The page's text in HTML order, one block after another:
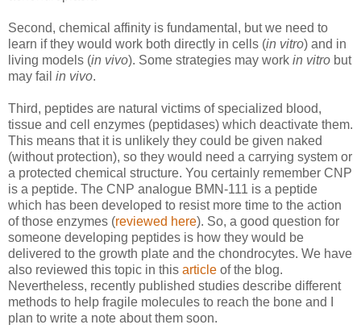
Second, chemical affinity is fundamental, but we need to
learn if they would work both directly in cells (in vitro) and in
living models (in vivo). Some strategies may work in vitro but
may fail in vivo.
Third, peptides are natural victims of specialized blood,
tissue and cell enzymes (peptidases) which deactivate them.
This means that it is unlikely they could be given naked
(without protection), so they would need a carrying system or
a protected chemical structure. You certainly remember CNP
is a peptide. The CNP analogue BMN-111 is a peptide
which has been developed to resist more time to the action
of those enzymes (reviewed here). So, a good question for
someone developing peptides is how they would be
delivered to the growth plate and the chondrocytes. We have
also reviewed this topic in this article of the blog.
Nevertheless, recently published studies describe different
methods to help fragile molecules to reach the bone and I
plan to write a note about them soon.